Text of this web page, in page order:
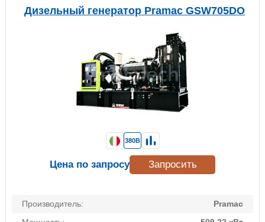
Дизельный генератор Pramac GSW705DO
Производитель:
Pramac
380В
Цена по запросу Запросить